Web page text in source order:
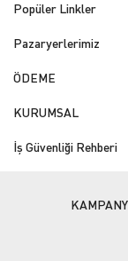
Popüler Linkler
Pazaryerlerimiz
ÖDEME
KURUMSAL
İş Güvenliği Rehberi